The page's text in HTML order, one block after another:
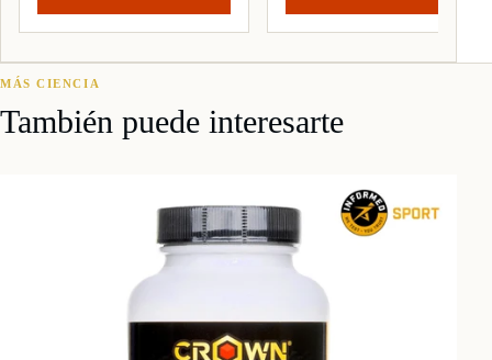
MÁS CIENCIA
También puede interesarte